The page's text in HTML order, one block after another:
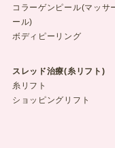
コラーゲンピール(マッサ
ール)
ボディピーリング
スレッド治療(糸リフト)
糸リフト
ショッピングリフト